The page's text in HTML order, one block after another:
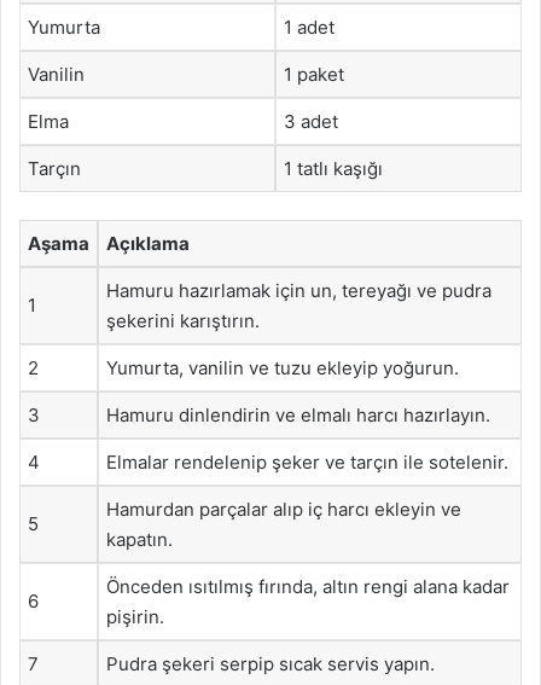
Yumurta 1 adet
Vanilin 1 paket
Elma 3 adet
Tarçın 1 tatlı kaşığı
Aşama Açıklama
1
Hamuru hazırlamak için un, tereyağı ve pudra
şekerini karıştırın.
2 Yumurta, vanilin ve tuzu ekleyip yoğurun.
3 Hamuru dinlendirin ve elmalı harcı hazırlayın.
4 Elmalar rendelenip şeker ve tarçın ile sotelenir.
5
Hamurdan parçalar alıp iç harcı ekleyin ve
kapatın.
6
Önceden ısıtılmış fırında, altın rengi alana kadar
pişirin.
7 Pudra şekeri serpip sıcak servis yapın.